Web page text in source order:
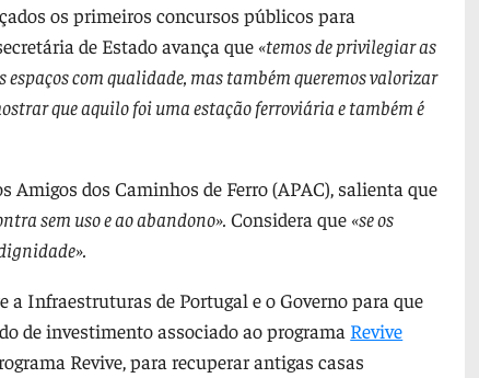
os primeiros concursos públicos para
de Estado avança que «temos de privilegiar as
com qualidade, mas também queremos valorizar
que aquilo foi uma estação ferroviária e também é
dos Caminhos de Ferro (APAC), salienta que
sem uso e ao abandono». Considera que «se os
».
Infraestruturas de Portugal e o Governo para que
de investimento associado ao programa Revive
Revive, para recuperar antigas casas